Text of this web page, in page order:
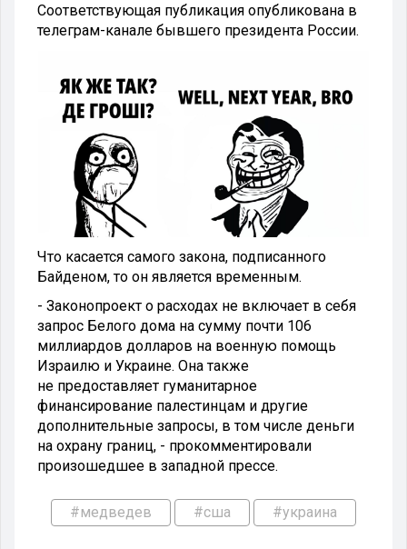
Соответствующая публикация опубликована в
телеграм-канале бывшего президента России.
Что касается самого закона, подписанного
Байденом, то он является временным.
- Законопроект о расходах не включает в себя
запрос Белого дома на сумму почти 106
миллиардов долларов на военную помощь
Израилю и Украине. Она также
не предоставляет гуманитарное
финансирование палестинцам и другие
дополнительные запросы, в том числе деньги
на охрану границ, - прокомментировали
произошедшее в западной прессе.
#медведев #сша #украина